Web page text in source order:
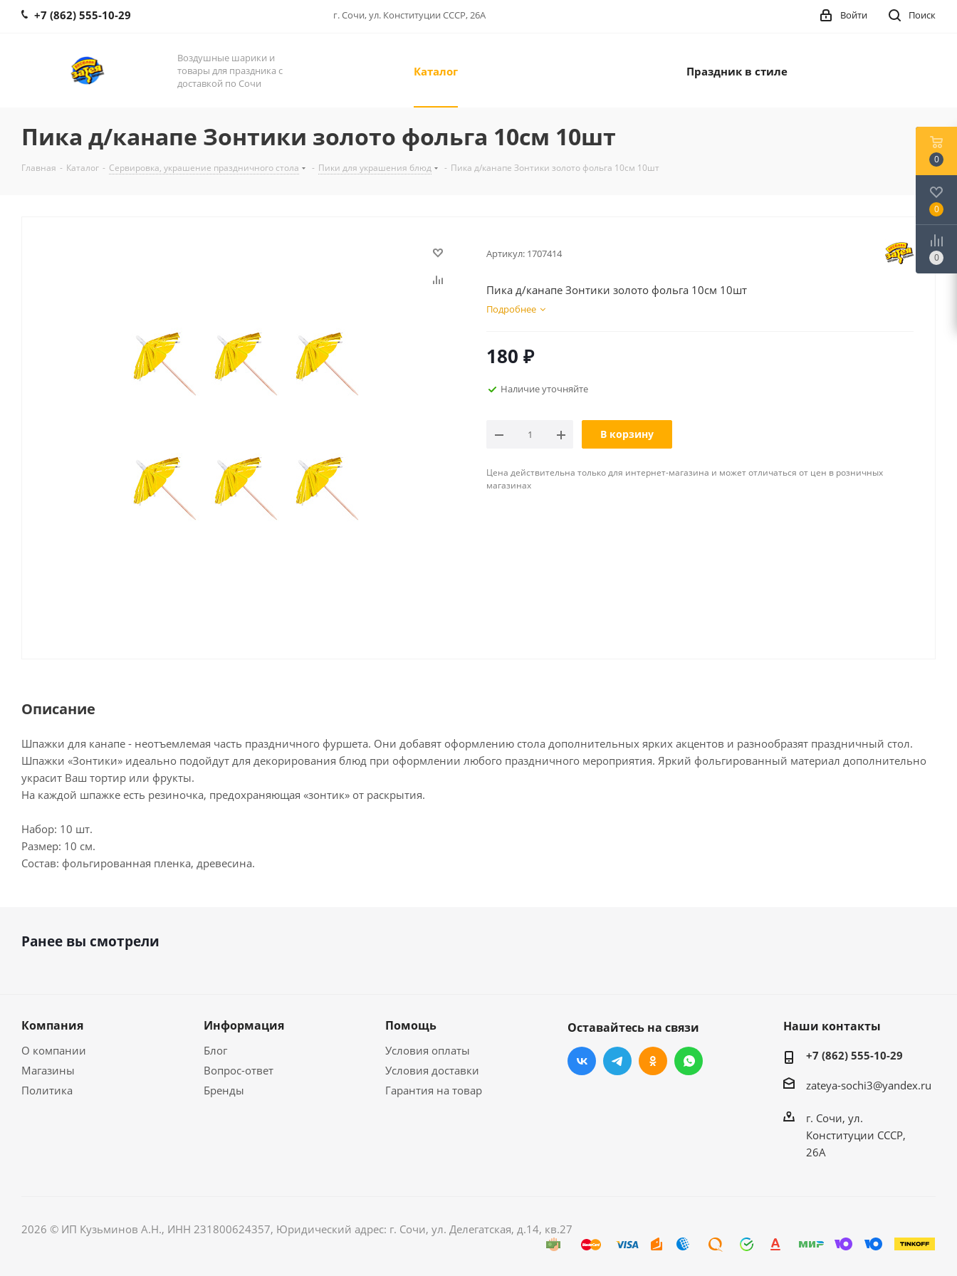
+7 (862) 555-10-29 г. Сочи, ул. Конституции СССР, 26А Поиск
Войти
Воздушные шарики и
товары для праздника с
доставкой по Сочи
Каталог Праздник в стиле
Пика д/канапе Зонтики золото фольга 10см 10шт
Главная - Каталог - Сервировка, украшение праздничного стола - Пики для украшения блюд - Пика д/канапе Зонтики золото фольга 10см 10шт
Артикул: 1707414
Пика д/канапе Зонтики золото фольга 10см 10шт
Подробнее
180 ₽
Наличие уточняйте
В корзину
Цена действительна только для интернет-магазина и может отличаться от цен в розничных
магазинах
Описание
Шпажки для канапе - неотъемлемая часть праздничного фуршета. Они добавят оформлению стола дополнительных ярких акцентов и разнообразят праздничный стол.
Шпажки «Зонтики» идеально подойдут для декорирования блюд при оформлении любого праздничного мероприятия. Яркий фольгированный материал дополнительно
украсит Ваш тортир или фрукты.
На каждой шпажке есть резиночка, предохраняющая «зонтик» от раскрытия.
Набор: 10 шт.
Размер: 10 см.
Состав: фольгированная пленка, древесина.
Ранее вы смотрели
Компания
О компании
Магазины
Политика
Информация
Блог
Вопрос-ответ
Бренды
Помощь
Условия оплаты
Условия доставки
Гарантия на товар
Оставайтесь на связи Наши контакты
+7 (862) 555-10-29
zateya-sochi3@yandex.ru
г. Сочи, ул.
Конституции СССР,
26А
2026 © ИП Кузьминов А.Н., ИНН 231800624357, Юридический адрес: г. Сочи, ул. Делегатская, д.14, кв.27
0
0
0